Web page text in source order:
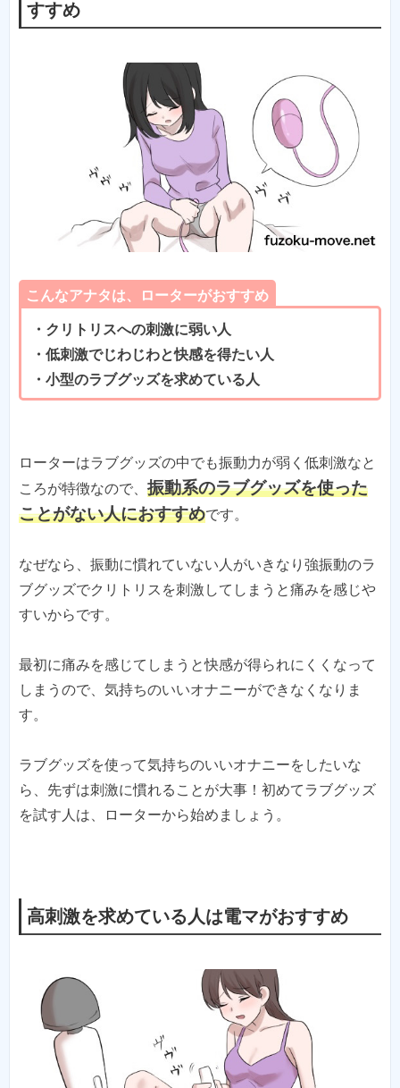
すすめ
こんなアナタは、ローターがおすすめ
・クリトリスへの刺激に弱い人
・低刺激でじわじわと快感を得たい人
・小型のラブグッズを求めている人
ローターはラブグッズの中でも振動力が弱く低刺激なと
ころが特徴なので、 振動系のラブグッズを使った
ことがない人におすすめです。
なぜなら、振動に慣れていない人がいきなり強振動のラ
ブグッズでクリトリスを刺激してしまうと痛みを感じや
すいからです。
最初に痛みを感じてしまうと快感が得られにくくなって
しまうので、気持ちのいいオナニーができなくなりま
す。
ラブグッズを使って気持ちのいいオナニーをしたいな
ら、先ずは刺激に慣れることが大事！初めてラブグッズ
を試す人は、ローターから始めましょう。
高刺激を求めている人は電マがおすすめ